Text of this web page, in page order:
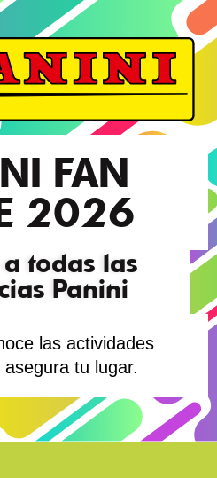
FAN
2026
a todas las
Panini
las actividades
tu lugar.